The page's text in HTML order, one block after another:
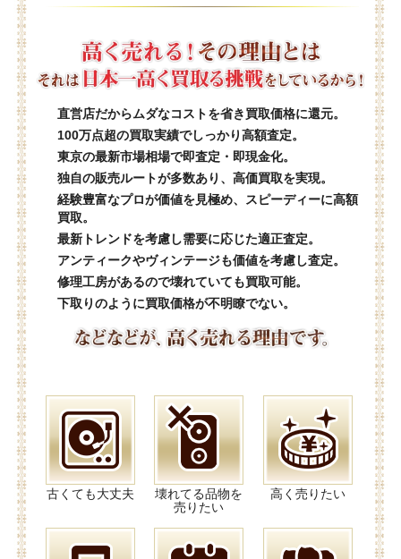
直営店だからムダなコストを省き買取価格に還元。
100万点超の買取実績でしっかり高額査定。
東京の最新市場相場で即査定・即現金化。
独自の販売ルートが多数あり、高価買取を実現。
経験豊富なプロが価値を見極め、スピーディーに高額
買取。
最新トレンドを考慮し需要に応じた適正査定。
アンティークやヴィンテージも価値を考慮し査定。
修理工房があるので壊れていても買取可能。
下取りのように買取価格が不明瞭でない。
古くても大丈夫
壊れてる品物を
売りたい
高く売りたい